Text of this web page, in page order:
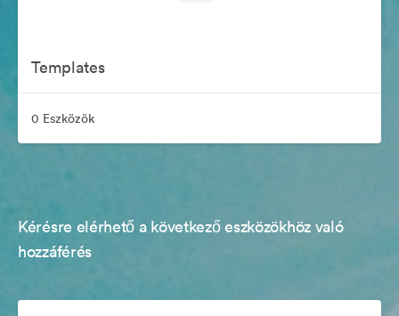
Templates
0 Eszközök
Kérésre elérhető a következő eszközökhöz való
hozzáférés